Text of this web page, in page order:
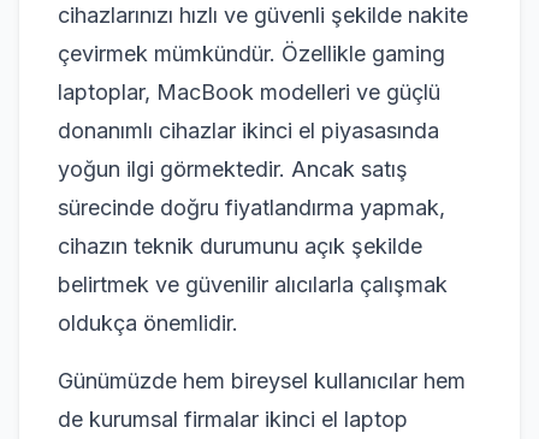
cihazlarınızı hızlı ve güvenli şekilde nakite
çevirmek mümkündür. Özellikle gaming
laptoplar, MacBook modelleri ve güçlü
donanımlı cihazlar ikinci el piyasasında
yoğun ilgi görmektedir. Ancak satış
sürecinde doğru fiyatlandırma yapmak,
cihazın teknik durumunu açık şekilde
belirtmek ve güvenilir alıcılarla çalışmak
oldukça önemlidir.
Günümüzde hem bireysel kullanıcılar hem
de kurumsal firmalar ikinci el laptop